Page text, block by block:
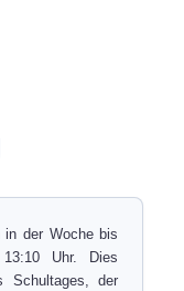
in der Woche bis
Uhr. Dies
Schultages, der